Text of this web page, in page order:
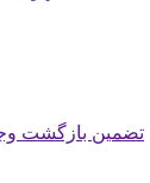
تضمین بازگشت